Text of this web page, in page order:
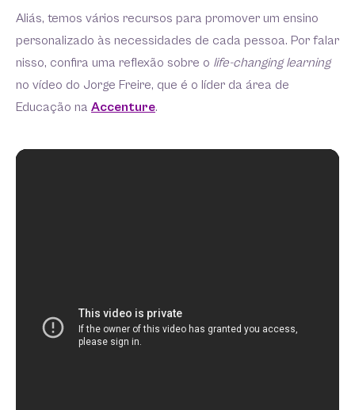
Aliás, temos vários recursos para promover um ensino
personalizado às necessidades de cada pessoa. Por falar
nisso, confira uma reflexão sobre o life-changing learning
no vídeo do Jorge Freire, que é o líder da área de
Educação na Accenture.